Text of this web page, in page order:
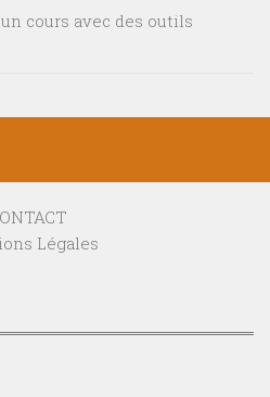
cours avec des outils
Légales